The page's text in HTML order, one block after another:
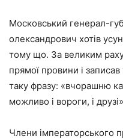
Московський генерал-
олександрович хотів
тому що. За великим
прямої провини і
таку фразу: «вчорашню
можливо і вороги, і
Члени імператорського